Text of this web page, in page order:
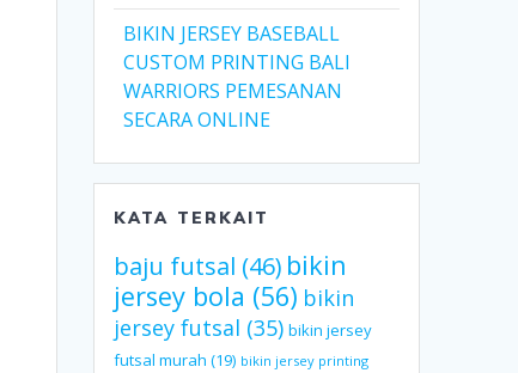
BIKIN JERSEY BASEBALL
CUSTOM PRINTING BALI
WARRIORS PEMESANAN
SECARA ONLINE
KATA TERKAIT
baju futsal (46) bikin
jersey bola (56) bikin
jersey futsal (35) bikin jersey
futsal murah (19) bikin jersey printing